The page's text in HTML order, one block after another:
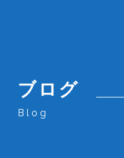
当学院の特
What Makes Us
学院につい
About Us
コース
Courses
ブログ
Blog